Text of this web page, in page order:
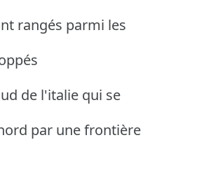
rangés parmi les
de l'italie qui se
par une frontière